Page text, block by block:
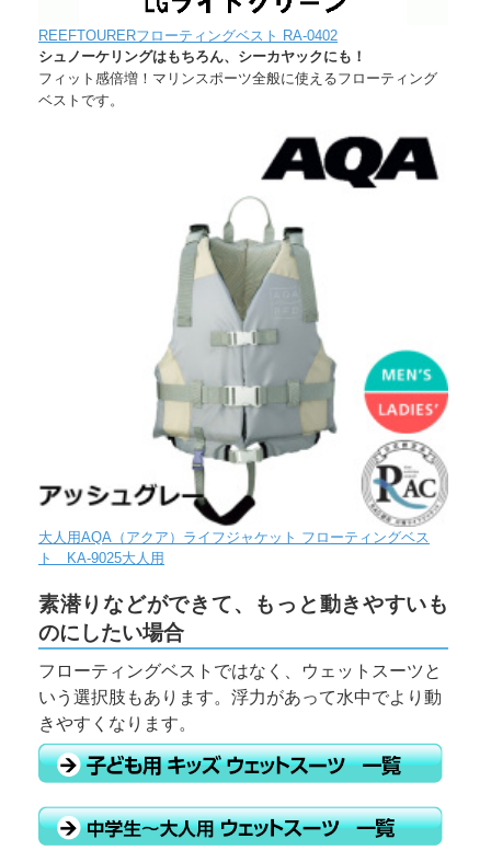
REEFTOURERフローティングベスト RA-0402
シュノーケリングはもちろん、シーカヤックにも！
フィット感倍増！マリンスポーツ全般に使えるフローティング
ベストです。
大人用AQA（アクア）ライフジャケット フローティングベス
ト KA-9025大人用
素潜りなどができて、もっと動きやすいも
のにしたい場合
フローティングベストではなく、ウェットスーツと
いう選択肢もあります。浮力があって水中でより動
きやすくなります。